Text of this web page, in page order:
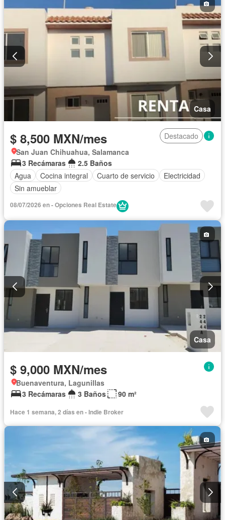
Casa
$ 8,500 MXN/mes
Destacado
San Juan Chihuahua, Salamanca
3 Recámaras
2.5 Baños
Agua
Cocina integral Cuarto de servicio
Electricidad
Sin amueblar
08/07/2026 en - Opciones Real Estate
Casa
$ 9,000 MXN/mes
Buenaventura, Lagunillas
3 Recámaras
3 Baños 90 m²
Hace 1 semana, 2 días en - Indie Broker